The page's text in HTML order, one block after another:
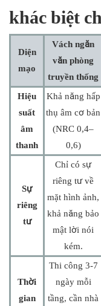
khác biệt
Diện
mạo
Vách ngăn
văn phòng
truyền thống
Hiệu
suất
âm
thanh
Khả năng hấp
thụ âm cơ bản
(NRC 0,4–
0,6)
Sự
riêng
tư
Chỉ có sự
riêng tư về
mặt hình ảnh,
khả năng bảo
mật lời nói
kém.
Thời
gian
Thi công 3-7
ngày mỗi
tầng, cần nhà